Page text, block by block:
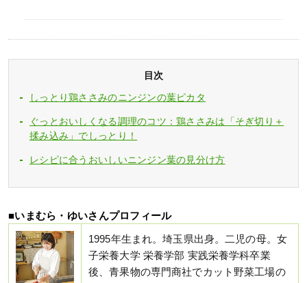
目次
しっとり鶏ささみのニンジンの葉ピカタ
ぐっとおいしくなる調理のコツ：鶏ささみは「そぎ切り＋
揉み込み」でしっとり！
レシピに合うおいしいニンジン葉の見分け方
■いまむら・ゆいさんプロフィール
1995年生まれ。埼玉県出身。二児の母。女
子栄養大学 栄養学部 実践栄養学科卒業
後、青果物の専門商社でカット野菜工場の